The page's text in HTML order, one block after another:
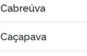
Cabreúva
Caçapava